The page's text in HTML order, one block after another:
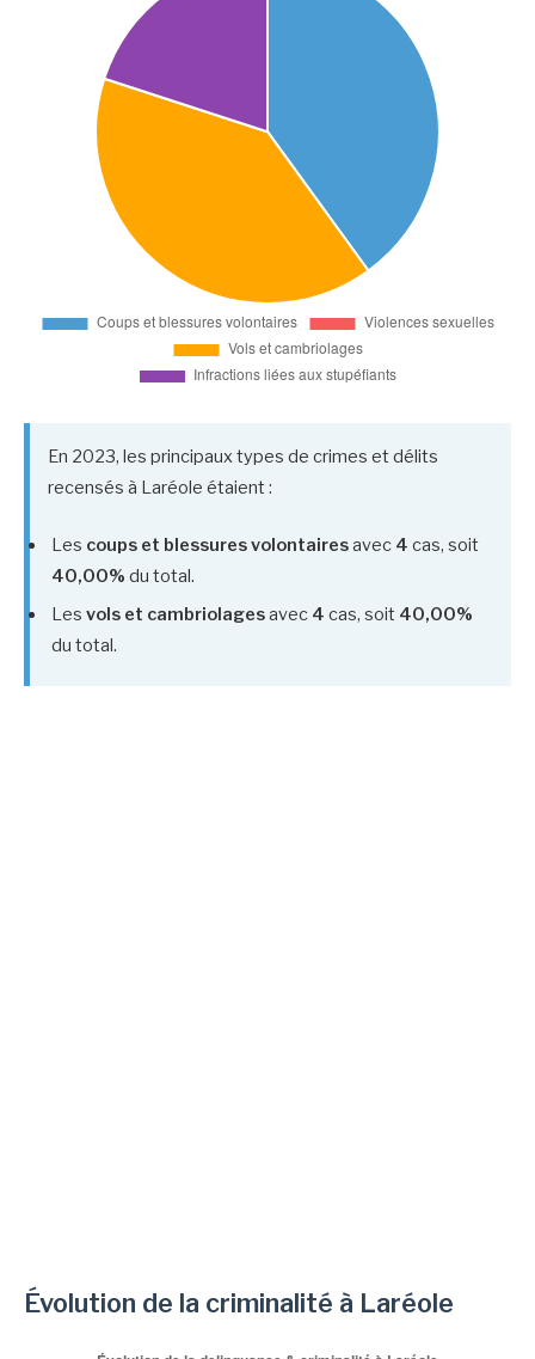
En 2023, les principaux types de crimes et délits
recensés à Laréole étaient :
Les coups et blessures volontairesavec 4 cas, soit
40,00% du total.
Les vols et cambriolagesavec 4 cas, soit 40,00%
du total.
Évolution de la criminalité à Laréole